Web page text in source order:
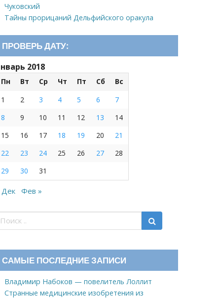
Чуковский
Тайны прорицаний Дельфийского оракула
ПРОВЕРЬ ДАТУ:
2018
Пн Вт Ср Чт Пт Сб
Вс
1
2 3 4 5 6
7
8
9 10 11 12 13
14
15
16 17 18 19 20
21
22
23 24 25 26 27
28
29
30 31
Дек Фев »
САМЫЕ ПОСЛЕДНИЕ ЗАПИСИ
Владимир Набоков — повелитель Лоллит
Странные медицинские изобретения из